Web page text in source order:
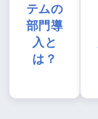
テムの
部門導
入と
は？